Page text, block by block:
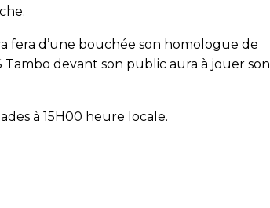
fera d’une bouchée son homologue de
devant son public aura à jouer son
à 15H00 heure locale.